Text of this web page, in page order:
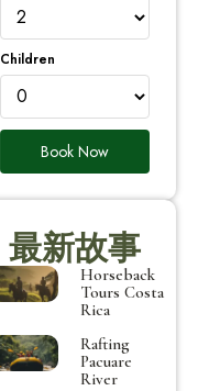
Children
Book Now
最新故事
Horseback
Tours Costa
Rica
Rafting
Pacuare
River